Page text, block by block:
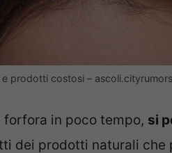
prodotti costosi –
in poco tempo, si
dei prodotti naturali che